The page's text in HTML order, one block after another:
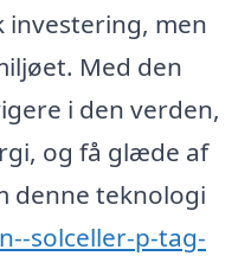
investering, men
Med den
i den verden,
og få glæde af
denne teknologi
solceller-p-tag-